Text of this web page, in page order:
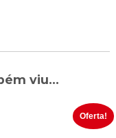
viu...
Oferta!